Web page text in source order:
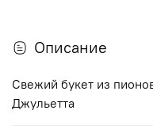
Описание
Свежий букет из
Джульетта